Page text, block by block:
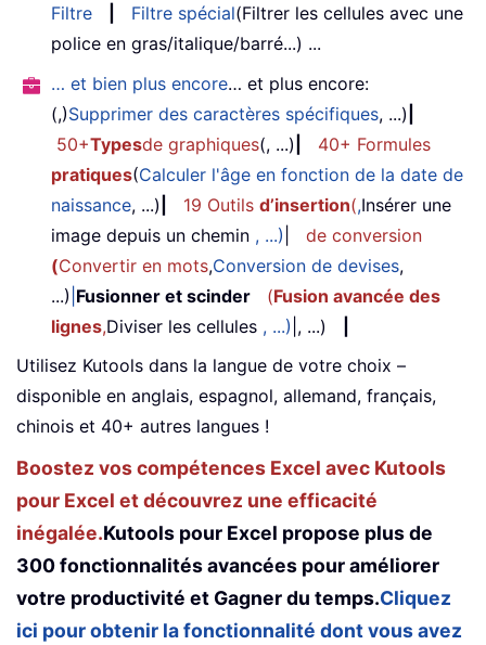
Filtre Filtre spécial(Filtrer les cellules avec une
police en gras/italique/barré...) ...
… et bien plus encore… et plus encore:
(,)Supprimer des caractères spécifiques, ...)
50+Typesde graphiques(, ...)
40+ Formules
pratiques(Calculer l'âge en fonction de la date de
naissance, ...) 19 Outils d’insertion(,Insérer une
image depuis un chemin , ...)
de conversion
(Convertir en mots,Conversion de devises,
...) Fusionner et scinder (Fusion avancée des
lignes,Diviser les cellules , ...) |, ...)
Utilisez Kutools dans la langue de votre choix –
disponible en anglais, espagnol, allemand, français,
chinois et 40+ autres langues !
Boostez vos compétences Excel avec Kutools
pour Excel et découvrez une efficacité
inégalée.Kutools pour Excel propose plus de
300 fonctionnalités avancées pour améliorer
votre productivité et Gagner du temps.Cliquez
ici pour obtenir la fonctionnalité dont vous avez